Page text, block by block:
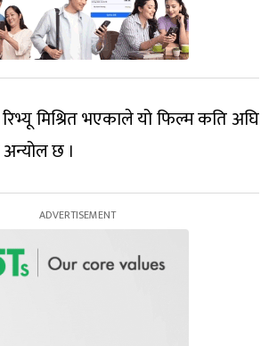
मिश्रित भएकाले यो फिल्म कति अघि
छ ।